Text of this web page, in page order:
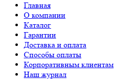
Главная
О компании
Каталог
Гарантии
Доставка и оплата
Способы оплаты
Корпоративным клиентам
Наш журнал